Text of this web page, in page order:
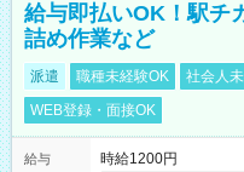
給与即払いOK！駅チ
詰め作業など
派遣 職種未経験OK 社会人
WEB登録・面接OK
給与
時給1200円